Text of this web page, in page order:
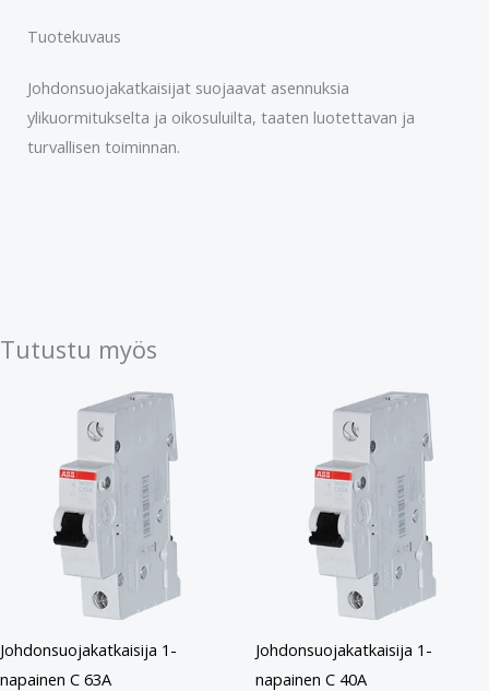
Tuotekuvaus
Johdonsuojakatkaisijat suojaavat asennuksia
ylikuormitukselta ja oikosuluilta, taaten luotettavan ja
turvallisen toiminnan.
Tutustu myös
Johdonsuojakatkaisija 1-
napainen C 63A
Johdonsuojakatkaisija 1-
napainen C 40A